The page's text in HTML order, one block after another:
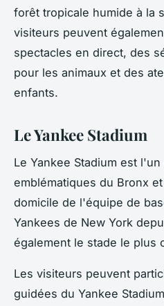
forêt tropicale humide à la
visiteurs peuvent
spectacles en direct, des
pour les animaux et des
enfants.
Le Yankee Stadium
Le Yankee Stadium est
emblématiques du Bronx
domicile de l'équipe de
Yankees de New York
également le stade le plus
Les visiteurs peuvent
guidées du Yankee